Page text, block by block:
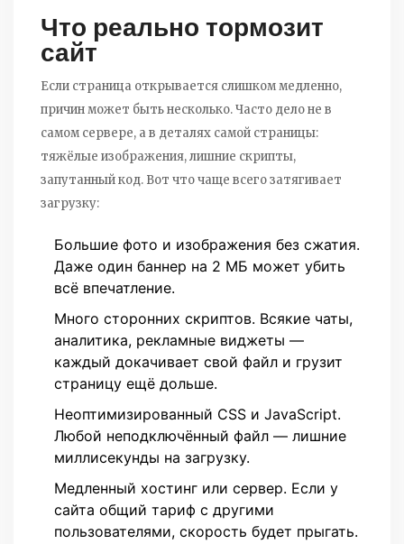
Что реально тормозит
сайт
Если страница открывается слишком медленно,
причин может быть несколько. Часто дело не в
самом сервере, а в деталях самой страницы:
тяжёлые изображения, лишние скрипты,
запутанный код. Вот что чаще всего затягивает
загрузку:
Большие фото и изображения без сжатия.
Даже один баннер на 2 МБ может убить
всё впечатление.
Много сторонних скриптов. Всякие чаты,
аналитика, рекламные виджеты —
каждый докачивает свой файл и грузит
страницу ещё дольше.
Неоптимизированный CSS и JavaScript.
Любой неподключённый файл — лишние
миллисекунды на загрузку.
Медленный хостинг или сервер. Если у
сайта общий тариф с другими
пользователями, скорость будет прыгать.